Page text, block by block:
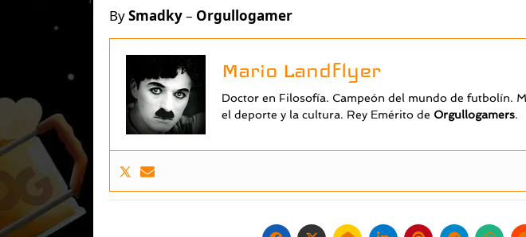
BySmadky– Orgullogamer
Mario Landflyer
Doctor en Filosofía. Campeón del mundo de futbolín. Mira la magia de mi melena. Practico
el deporte y la cultura. Rey Emérito de Orgullogamers.